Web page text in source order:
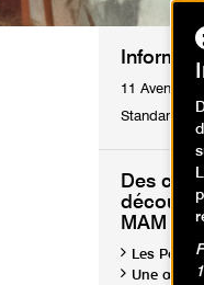
11 Avenue
Standard :
Des
MAM
Les
Une